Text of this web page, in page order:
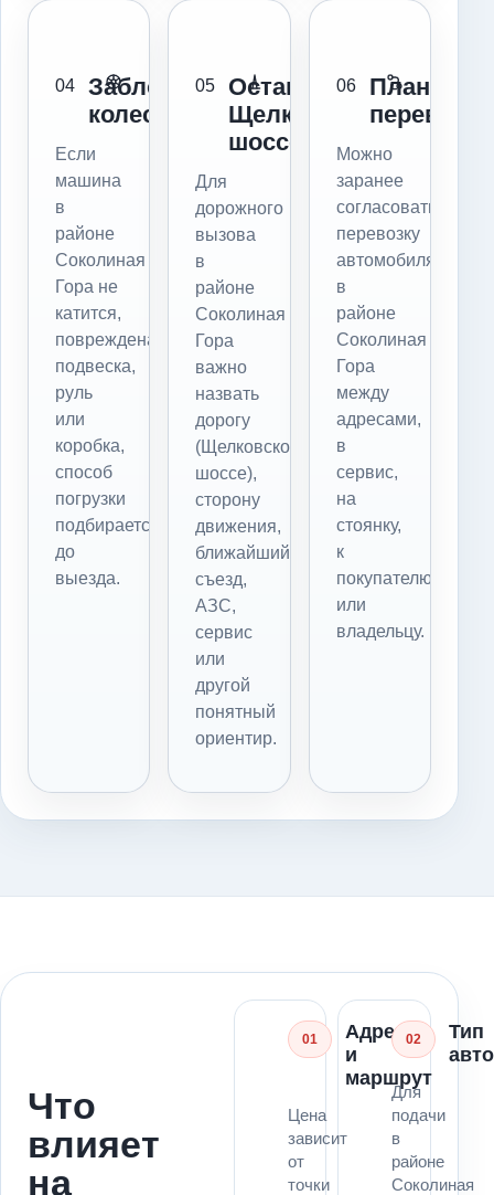
04
Заблокированы
колеса
Если
машина
в
районе
Соколиная
Гора не
катится,
повреждена
подвеска,
руль
или
коробка,
способ
погрузки
подбирается
до
выезда.
05
Остановка:
Щелковское
шоссе
Для
дорожного
вызова
в
районе
Соколиная
Гора
важно
назвать
дорогу
(Щелковское
шоссе),
сторону
движения,
ближайший
съезд,
АЗС,
сервис
или
другой
понятный
ориентир.
06
Плановая
перевозка
Можно
заранее
согласовать
перевозку
автомобиля
в
районе
Соколиная
Гора
между
адресами,
в
сервис,
на
стоянку,
к
покупателю
или
владельцу.
Что
влияет
на
01
Адрес
и
маршрут
Цена
зависит
от
точки
02
Тип
Для
подачи
в
районе
Соколиная